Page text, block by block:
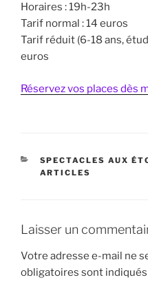
Horaires : 19h-23h
Tarif normal : 14 euros
Tarif réduit (6-18 ans,
euros
Réservez vos places dès
CATÉGORIES
SPECTACLES AUX
ARTICLES
Laisser un
Votre adresse e-mail ne
obligatoires sont